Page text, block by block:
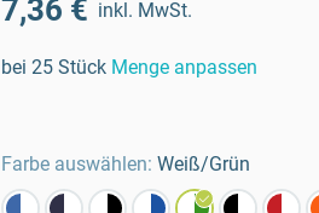
7,36 € inkl. MwSt.
bei 25 Stück Menge anpassen
Farbe auswählen: Weiß/Grün